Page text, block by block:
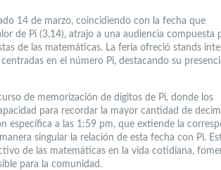
14 de marzo, coincidiendo con la fecha que
de Pi (3.14), atrajo a una audiencia compuesta
de las matemáticas. La feria ofreció stands
en el número Pi, destacando su
de memorización de dígitos de Pi, donde los
para recordar la mayor cantidad de
específica a las 1:59 pm, que extiende la
singular la relación de esta fecha con Pi.
de las matemáticas en la vida cotidiana,
para la comunidad.